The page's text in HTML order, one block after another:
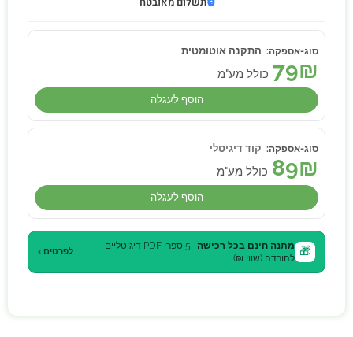
התקנה אוטומטית
79₪ כולל מע"מ
הוסף לעגלה
קוד דיגיטלי
89₪ כולל מע"מ
הוסף לעגלה
🎁 מתנה חינם בכל רכישה
· 5 ספרי PDF דיגיטליים
להורדה (שווי ₪)
לפרטים ›